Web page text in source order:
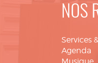
NOS
Services
Agenda